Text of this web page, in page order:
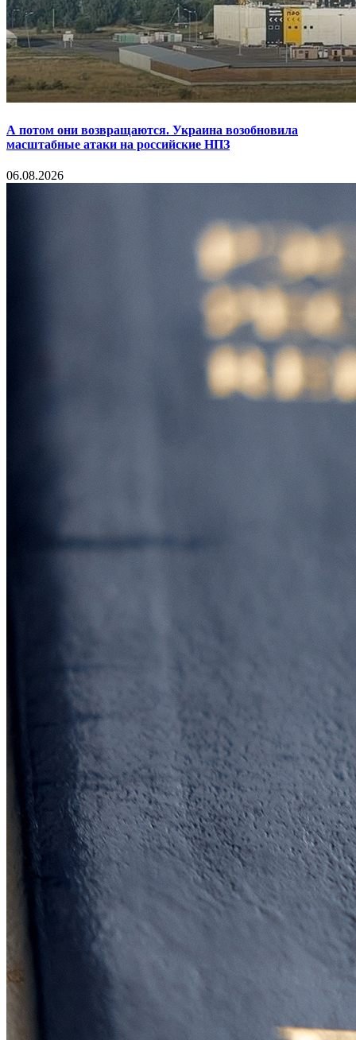
А потом они возвращаются. Украина возобновила
масштабные атаки на российские НПЗ
06.08.2026